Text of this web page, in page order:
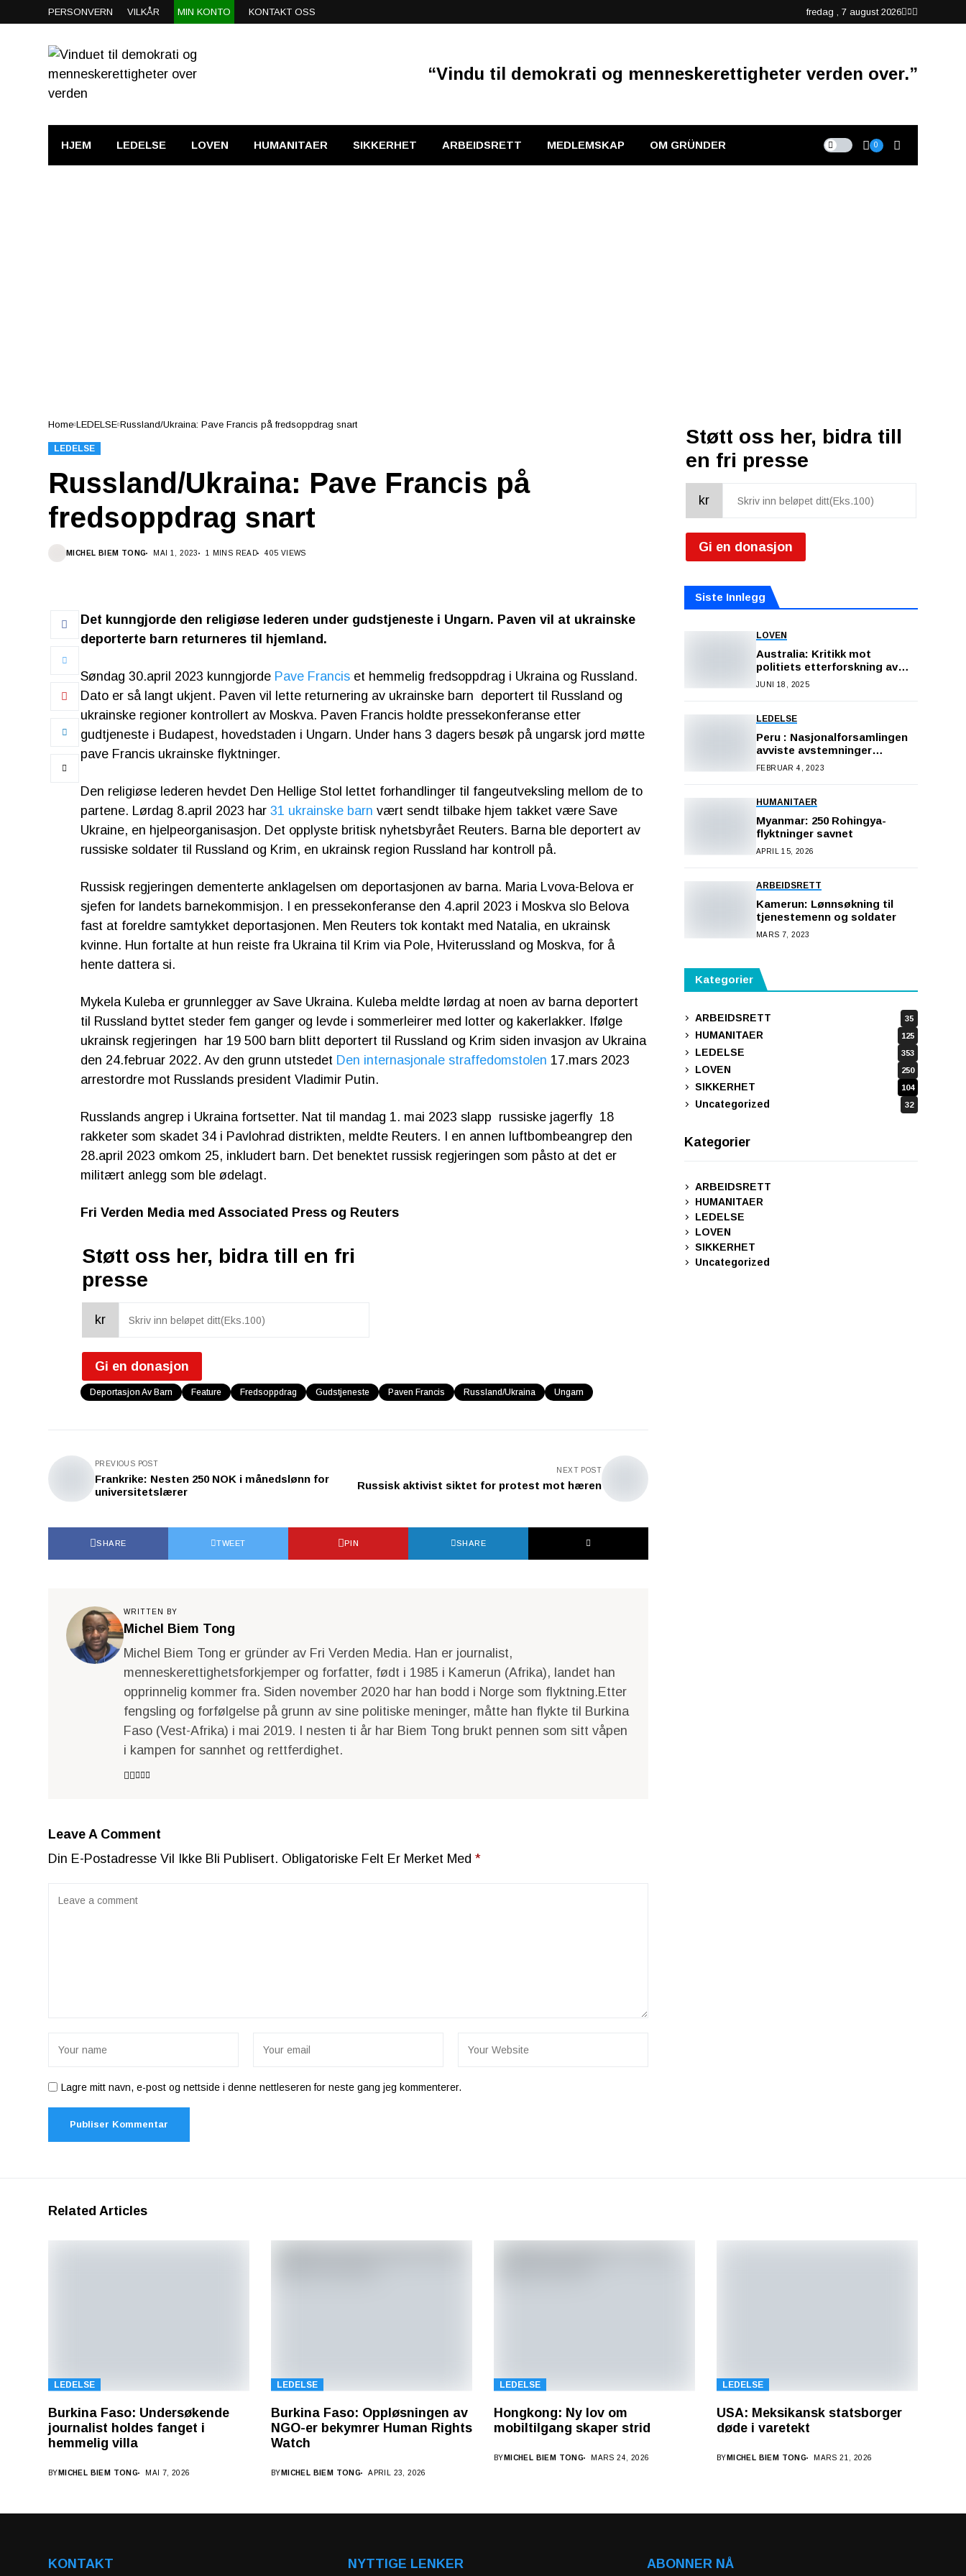
PERSONVERN VILKÅR MIN KONTO KONTAKT OSS fredag , 7 august 2026
“Vindu til demokrati og menneskerettigheter verden over.”
HJEM LEDELSE LOVEN HUMANITAER SIKKERHET ARBEIDSRETT MEDLEMSKAP OM GRÜNDER 0
Home LEDELSE Russland/Ukraina: Pave Francis på fredsoppdrag snart
LEDELSE
Russland/Ukraina: Pave Francis på
fredsoppdrag snart
MICHEL BIEM TONG MAI 1, 2023 1 MINS READ 405 VIEWS
Det kunngjorde den religiøse lederen under gudstjeneste i Ungarn. Paven vil at ukrainske
deporterte barn returneres til hjemland.
Søndag 30.april 2023 kunngjorde Pave Francis et hemmelig fredsoppdrag i Ukraina og Russland.
Dato er så langt ukjent. Paven vil lette returnering av ukrainske barn deportert til Russland og
ukrainske regioner kontrollert av Moskva. Paven Francis holdte pressekonferanse etter
gudtjeneste i Budapest, hovedstaden i Ungarn. Under hans 3 dagers besøk på ungarsk jord møtte
pave Francis ukrainske flyktninger.
Den religiøse lederen hevdet Den Hellige Stol lettet forhandlinger til fangeutveksling mellom de to
partene. Lørdag 8.april 2023 har 31 ukrainske barn vært sendt tilbake hjem takket være Save
Ukraine, en hjelpeorganisasjon. Det opplyste britisk nyhetsbyrået Reuters. Barna ble deportert av
russiske soldater til Russland og Krim, en ukrainsk region Russland har kontroll på.
Russisk regjeringen dementerte anklagelsen om deportasjonen av barna. Maria Lvova-Belova er
sjefen for landets barnekommisjon. I en pressekonferanse den 4.april 2023 i Moskva slo Belova
fast at foreldre samtykket deportasjonen. Men Reuters tok kontakt med Natalia, en ukrainsk
kvinne. Hun fortalte at hun reiste fra Ukraina til Krim via Pole, Hviterussland og Moskva, for å
hente dattera si.
Mykela Kuleba er grunnlegger av Save Ukraina. Kuleba meldte lørdag at noen av barna deportert
til Russland byttet steder fem ganger og levde i sommerleirer med lotter og kakerlakker. Ifølge
ukrainsk regjeringen har 19 500 barn blitt deportert til Russland og Krim siden invasjon av Ukraina
den 24.februar 2022. Av den grunn utstedet Den internasjonale straffedomstolen 17.mars 2023
arrestordre mot Russlands president Vladimir Putin.
Russlands angrep i Ukraina fortsetter. Nat til mandag 1. mai 2023 slapp russiske jagerfly 18
rakketer som skadet 34 i Pavlohrad distrikten, meldte Reuters. I en annen luftbombeangrep den
28.april 2023 omkom 25, inkludert barn. Det benektet russisk regjeringen som påsto at det er
militært anlegg som ble ødelagt.
Fri Verden Media med Associated Press og Reuters
Støtt oss her, bidra till en fri
presse
kr
Gi en donasjon
Deportasjon Av Barn Feature Fredsoppdrag Gudstjeneste Paven Francis Russland/Ukraina Ungarn
PREVIOUS POST
Frankrike: Nesten 250 NOK i månedslønn for
universitetslærer
NEXT POST
Russisk aktivist siktet for protest mot hæren
SHARE TWEET PIN SHARE
WRITTEN BY
Michel Biem Tong
Michel Biem Tong er gründer av Fri Verden Media. Han er journalist,
menneskerettighetsforkjemper og forfatter, født i 1985 i Kamerun (Afrika), landet han
opprinnelig kommer fra. Siden november 2020 har han bodd i Norge som flyktning.Etter
fengsling og forfølgelse på grunn av sine politiske meninger, måtte han flykte til Burkina
Faso (Vest-Afrika) i mai 2019. I nesten ti år har Biem Tong brukt pennen som sitt våpen
i kampen for sannhet og rettferdighet.
Leave A Comment
Din E-Postadresse Vil Ikke Bli Publisert. Obligatoriske Felt Er Merket Med *
Lagre mitt navn, e-post og nettside i denne nettleseren for neste gang jeg kommenterer.
Støtt oss her, bidra till
en fri presse
kr
Gi en donasjon
Siste Innlegg
LOVEN
Australia: Kritikk mot
politiets etterforskning av
dødsfall i varetekt
JUNI 18, 2025
LEDELSE
Peru : Nasjonalforsamlingen
avviste avstemninger
planlagt neste desember
FEBRUAR 4, 2023
HUMANITAER
Myanmar: 250 Rohingya-
flyktninger savnet
APRIL 15, 2026
ARBEIDSRETT
Kamerun: Lønnsøkning til
tjenestemenn og soldater
MARS 7, 2023
Kategorier
ARBEIDSRETT 35
HUMANITAER 125
LEDELSE 353
LOVEN 250
SIKKERHET 104
Uncategorized 32
Kategorier
ARBEIDSRETT
HUMANITAER
LEDELSE
LOVEN
SIKKERHET
Uncategorized
Related Articles
LEDELSE
Burkina Faso: Undersøkende
journalist holdes fanget i
hemmelig villa
BY MICHEL BIEM TONG MAI 7, 2026
LEDELSE
Burkina Faso: Oppløsningen av
NGO-er bekymrer Human Rights
Watch
BY MICHEL BIEM TONG APRIL 23, 2026
LEDELSE
Hongkong: Ny lov om
mobiltilgang skaper strid
BY MICHEL BIEM TONG MARS 24, 2026
LEDELSE
USA: Meksikansk statsborger
døde i varetekt
BY MICHEL BIEM TONG MARS 21, 2026
KONTAKT NYTTIGE LENKER ABONNER NÅ